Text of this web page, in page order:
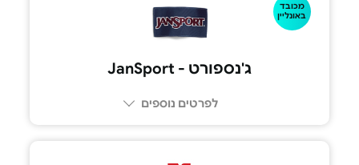
מכובד
באונליין
ג'נספורט - JanSport
לפרטים נוספים